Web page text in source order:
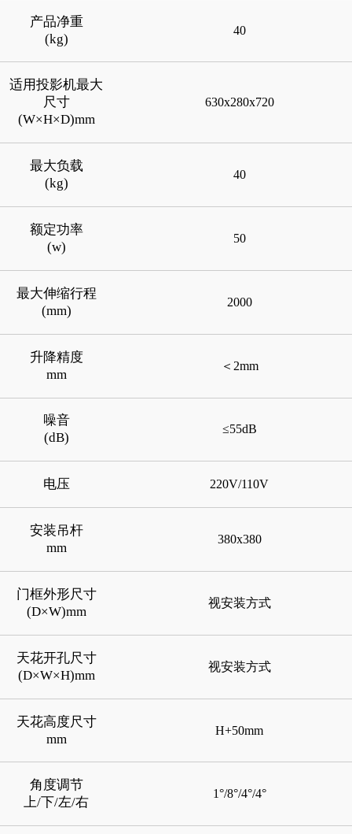
产品净重
(kg)
40
适用投影机最大
尺寸
(W×H×D)mm
630x280x720
最大负载
(kg)
40
额定功率
(w)
50
最大伸缩行程
(mm)
2000
升降精度
mm
＜2mm
噪音
(dB)
≤55dB
电压 220V/110V
安装吊杆
mm
380x380
门框外形尺寸
(D×W)mm
视安装方式
天花开孔尺寸
(D×W×H)mm
视安装方式
天花高度尺寸
mm
H+50mm
角度调节
上/下/左/右
1°/8°/4°/4°